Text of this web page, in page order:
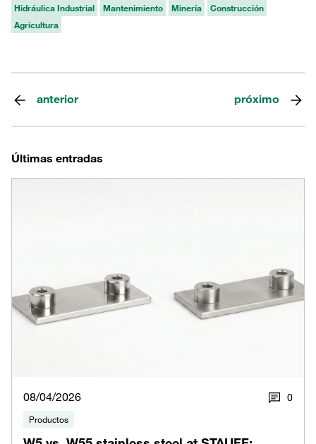
Hidráulica Industrial Mantenimiento Minería
Construcción
Agricultura
anterior próximo
Últimas entradas
08/04/2026 0
Productos